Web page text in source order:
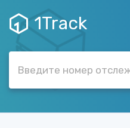
1Track